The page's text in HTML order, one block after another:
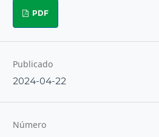
PDF
Publicado
2024-04-22
Número